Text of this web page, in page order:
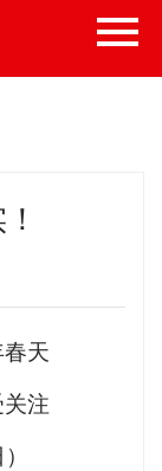
天
注